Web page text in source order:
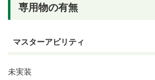
専用物の有無
マスターアビリティ
未実装